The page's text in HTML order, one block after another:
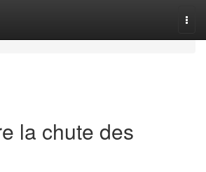
la chute des